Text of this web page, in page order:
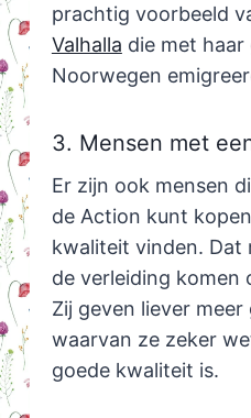
prachtig voorbeeld
Valhalla die met haar
Noorwegen
3. Mensen met
Er zijn ook mensen
de Action kunt
kwaliteit vinden. Dat
de verleiding komen
Zij geven liever
waarvan ze zeker
goede kwaliteit is.